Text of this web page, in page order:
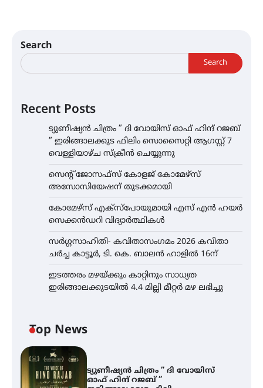
Search
Search
Recent Posts
ട്യുണീഷ്യൻ ചിത്രം ” ദി വോയിസ് ഓഫ് ഹിന്ദ് റജബ്
” ഇരിങ്ങാലക്കുട ഫിലിം സൊസൈറ്റി ആഗസ്റ്റ് 7
വെള്ളിയാഴ്ച സ്‌ക്രീൻ ചെയ്യുന്നു
സെന്റ് ജോസഫ്സ് കോളജ് കോമേഴ്‌സ്
അസോസിയേഷന് തുടക്കമായി
കോമേഴ്സ് എക്സ്പോയുമായി എസ് എൻ ഹയർ
സെക്കൻഡറി വിദ്യാർത്ഥികൾ
സർഗ്ഗസാഹിതി- കവിതാസംഗമം 2026 കവിതാ
ചർച്ച കാട്ടൂർ, ടി. കെ. ബാലൻ ഹാളിൽ 16ന്
ഇടത്തരം മഴയ്ക്കും കാറ്റിനും സാധ്യത
ഇരിങ്ങാലക്കുടയിൽ 4.4 മില്ലി മീറ്റർ മഴ ലഭിച്ചു
Top News
ട്യുണീഷ്യൻ ചിത്രം ” ദി വോയിസ്
ഓഫ് ഹിന്ദ് റജബ് ”